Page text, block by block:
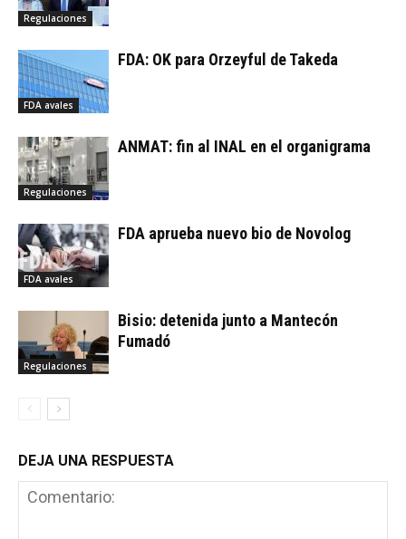
Regulaciones
FDA avales
FDA: OK para Orzeyful de Takeda
Regulaciones
ANMAT: fin al INAL en el organigrama
FDA avales
FDA aprueba nuevo bio de Novolog
Regulaciones
Bisio: detenida junto a Mantecón
Fumadó
DEJA UNA RESPUESTA